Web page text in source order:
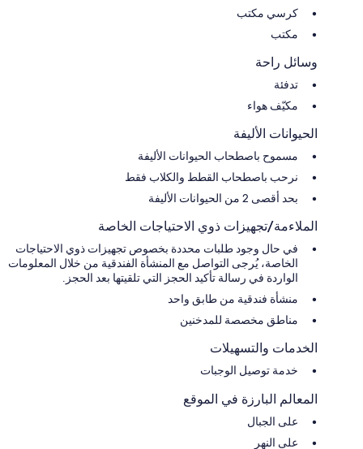
كرسي مكتب
مكتب
وسائل راحة
تدفئة
مكيّف هواء
الحيوانات الأليفة
مسموح باصطحاب الحيوانات الأليفة
نرحب باصطحاب القطط والكلاب فقط
بحد أقصى 2 من الحيوانات الأليفة
الملاءمة/تجهيزات ذوي الاحتياجات الخاصة
في حال وجود طلبات محددة بخصوص تجهيزات ذوي الاحتياجات
الخاصة، يُرجى التواصل مع المنشأة الفندقية من خلال المعلومات
الواردة في رسالة تأكيد الحجز التي تلقيتها بعد الحجز.
منشأة فندقية من طابق واحد
مناطق مخصصة للمدخنين
الخدمات والتسهيلات
خدمة توصيل الوجبات
المعالم البارزة في الموقع
على الجبال
على النهر